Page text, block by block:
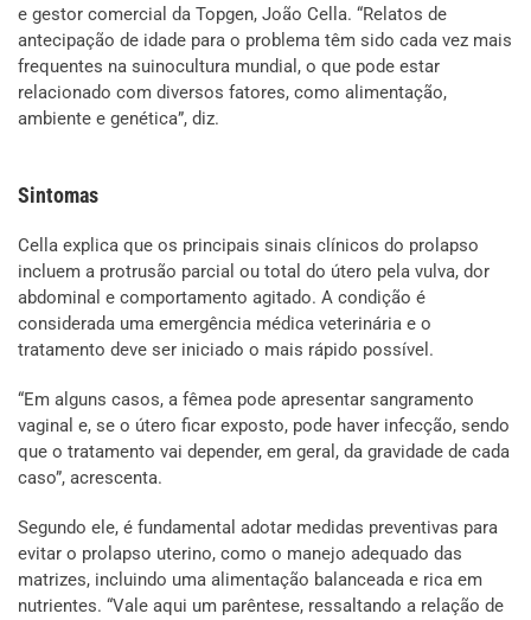
e gestor comercial da Topgen, João Cella. “Relatos de
antecipação de idade para o problema têm sido cada vez mais
frequentes na suinocultura mundial, o que pode estar
relacionado com diversos fatores, como alimentação,
ambiente e genética”, diz.
Sintomas
Cella explica que os principais sinais clínicos do prolapso
incluem a protrusão parcial ou total do útero pela vulva, dor
abdominal e comportamento agitado. A condição é
considerada uma emergência médica veterinária e o
tratamento deve ser iniciado o mais rápido possível.
“Em alguns casos, a fêmea pode apresentar sangramento
vaginal e, se o útero ficar exposto, pode haver infecção, sendo
que o tratamento vai depender, em geral, da gravidade de cada
caso”, acrescenta.
Segundo ele, é fundamental adotar medidas preventivas para
evitar o prolapso uterino, como o manejo adequado das
matrizes, incluindo uma alimentação balanceada e rica em
nutrientes. “Vale aqui um parêntese, ressaltando a relação de